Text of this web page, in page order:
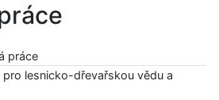
práce
lesnicko-dřevařskou vědu a